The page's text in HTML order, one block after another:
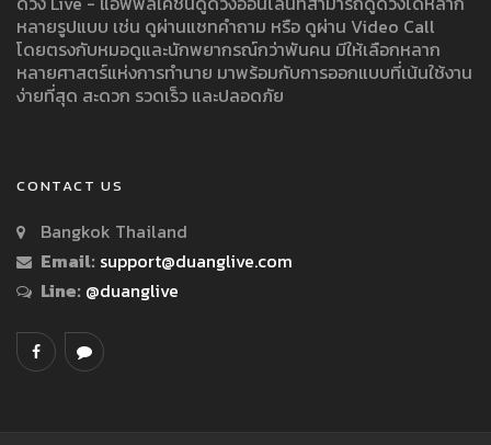
หลายรูปแบบ เช่น ดูผ่านแชทคำถาม หรือ ดูผ่าน Video Call
โดยตรงกับหมอดูและนักพยากรณ์กว่าพันคน มีให้เลือกหลาก
หลายศาสตร์แห่งการทำนาย มาพร้อมกับการออกแบบที่เน้นใช้งาน
ง่ายที่สุด สะดวก รวดเร็ว และปลอดภัย
CONTACT US
Bangkok Thailand
Email: support@duanglive.com
Line: @duanglive